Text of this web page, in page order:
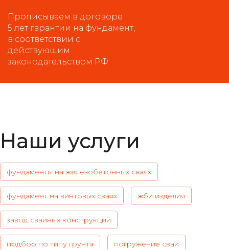
Прописываем в договоре
5 лет гарантии на фундамент,
в соответствии с
действующим
законодательством РФ
Наши услуги
фундаменты на железобетонных сваях
фундамент на винтовых сваях жби изделия
завод свайных конструкций
подбор по типу грунта погружение свай